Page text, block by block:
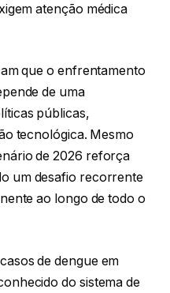
atenção médica
que o enfrentamento
de uma
públicas,
tecnológica. Mesmo
de 2026 reforça
um desafio recorrente
ao longo de todo o
de dengue em
do sistema de